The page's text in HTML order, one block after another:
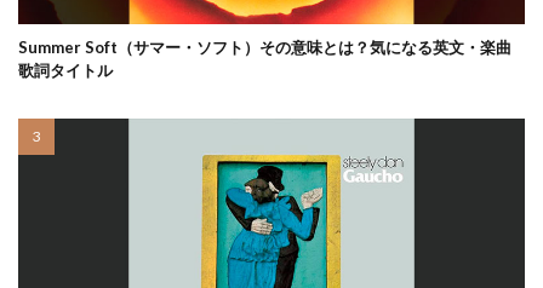
Summer Soft（サマー・ソフト）その意味とは？気になる英文・楽曲
歌詞タイトル